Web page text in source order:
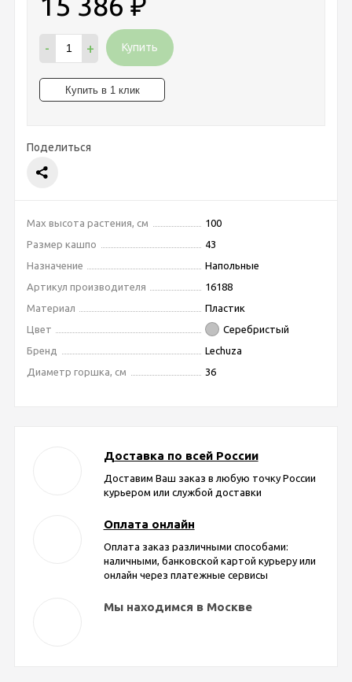
- + Купить
Поделиться
Max высота растения, см
100
Размер кашпо
43
Назначение
Напольные
Артикул производителя
16188
Материал
Пластик
Цвет
Серебристый
Бренд
Lechuza
Диаметр горшка, см
36
Доставка по всей России
Доставим Ваш заказ в любую точку России
курьером или службой доставки
Оплата онлайн
Оплата заказ различными способами:
наличными, банковской картой курьеру или
онлайн через платежные сервисы
Мы находимся в Москве